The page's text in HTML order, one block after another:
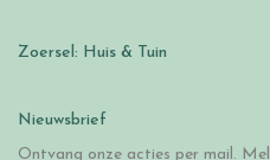
Zoersel: Huis & Tuin
Nieuwsbrief
Ontvang onze acties per mail.